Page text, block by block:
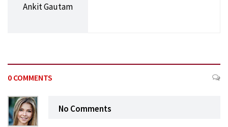
Ankit Gautam
0 COMMENTS
No Comments